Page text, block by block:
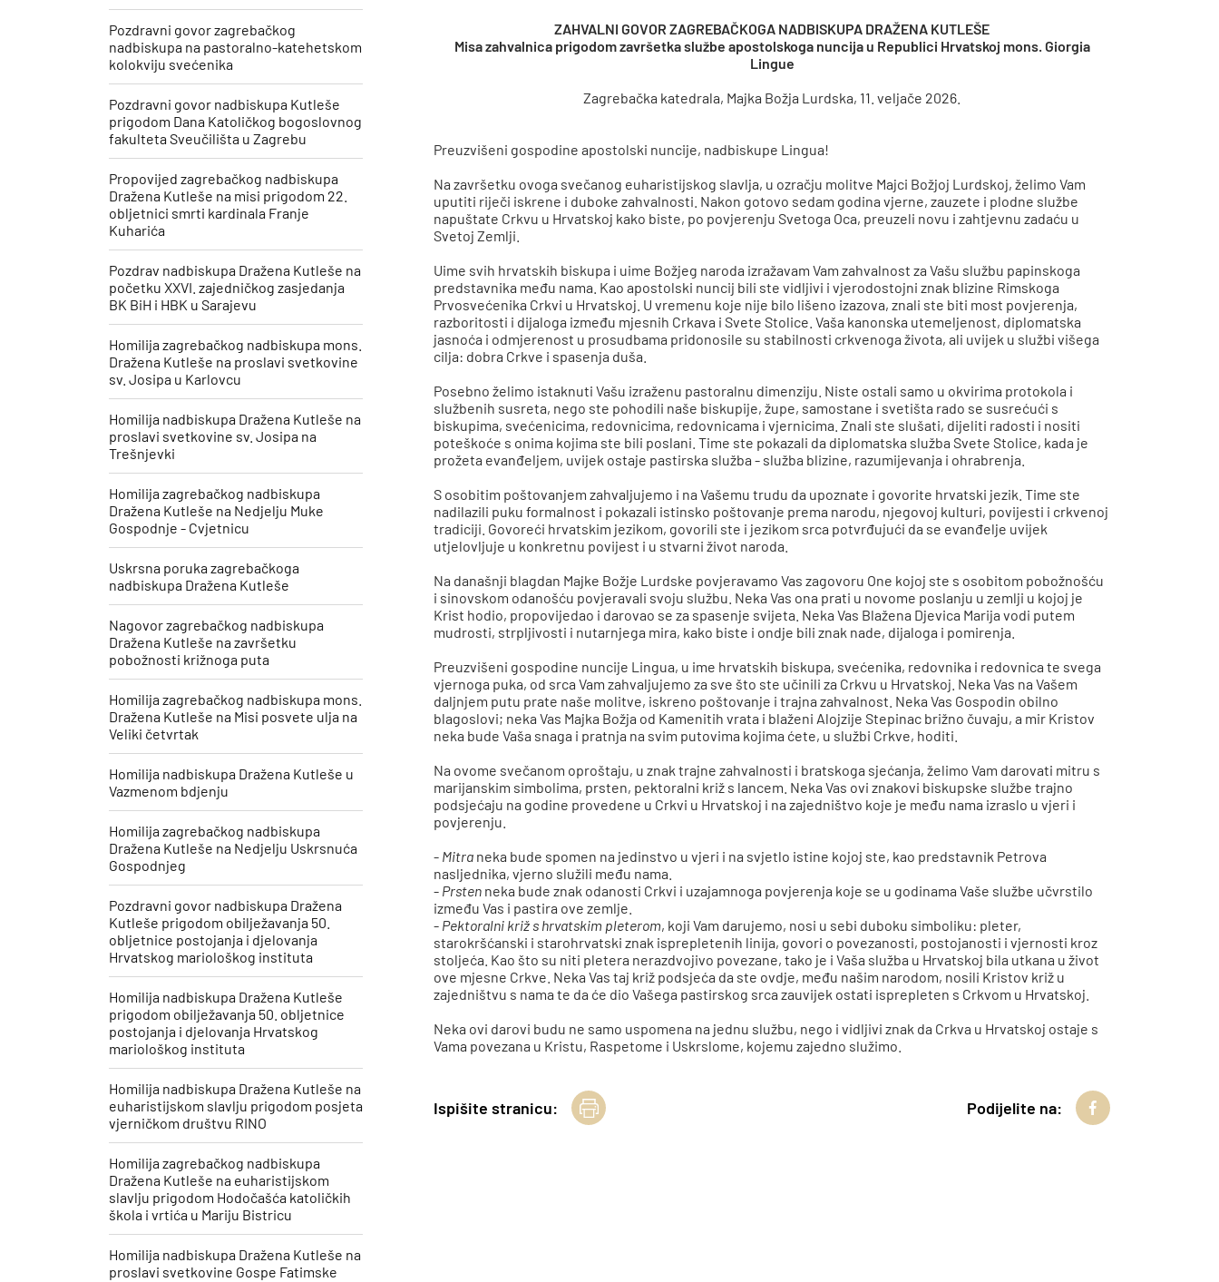
Pozdravni govor zagrebačkog
nadbiskupa na pastoralno-katehetskom
kolokviju svećenika
Pozdravni govor nadbiskupa Kutleše
prigodom Dana Katoličkog bogoslovnog
fakulteta Sveučilišta u Zagrebu
Propovijed zagrebačkog nadbiskupa
Dražena Kutleše na misi prigodom 22.
obljetnici smrti kardinala Franje
Kuharića
​Pozdrav nadbiskupa Dražena Kutleše na
početku XXVI. zajedničkog zasjedanja
BK BiH i HBK u Sarajevu
Homilija zagrebačkog nadbiskupa mons.
Dražena Kutleše na proslavi svetkovine
sv. Josipa u Karlovcu
Homilija nadbiskupa Dražena Kutleše na
proslavi svetkovine sv. Josipa ​na
Trešnjevki
Homilija zagrebačkog nadbiskupa
Dražena Kutleše na Nedjelju Muke
Gospodnje - Cvjetnicu
Uskrsna poruka zagrebačkoga
nadbiskupa Dražena Kutleše
​Nagovor zagrebačkog nadbiskupa
Dražena Kutleše na završetku
pobožnosti križnoga puta
Homilija zagrebačkog nadbiskupa mons.
Dražena Kutleše na Misi posvete ulja na
Veliki četvrtak
Homilija nadbiskupa Dražena Kutleše u
Vazmenom bdjenju
Homilija zagrebačkog nadbiskupa
Dražena Kutleše na Nedjelju Uskrsnuća
Gospodnjeg
Pozdravni govor nadbiskupa Dražena
Kutleše prigodom obilježavanja 50.
obljetnice postojanja i djelovanja
Hrvatskog mariološkog instituta
Homilija nadbiskupa Dražena Kutleše
prigodom obilježavanja 50. obljetnice
postojanja i djelovanja Hrvatskog
mariološkog instituta
Homilija nadbiskupa Dražena Kutleše na
euharistijskom slavlju prigodom posjeta
vjerničkom društvu RINO
Homilija zagrebačkog nadbiskupa
Dražena Kutleše na euharistijskom
slavlju prigodom Hodočašća katoličkih
škola i vrtića u Mariju Bistricu
Homilija nadbiskupa Dražena Kutleše na
proslavi svetkovine Gospe Fatimske
ZAHVALNI GOVOR ZAGREBAČKOGA NADBISKUPA DRAŽENA KUTLEŠE
Misa zahvalnica prigodom završetka službe apostolskoga nuncija u Republici Hrvatskoj mons. Giorgia
Lingue
Zagrebačka katedrala, Majka Božja Lurdska, 11. veljače 2026.
Preuzvišeni gospodine apostolski nuncije, nadbiskupe Lingua!
Na završetku ovoga svečanog euharistijskog slavlja, u ozračju molitve Majci Božjoj Lurdskoj, želimo Vam
uputiti riječi iskrene i duboke zahvalnosti. Nakon gotovo sedam godina vjerne, zauzete i plodne službe
napuštate Crkvu u Hrvatskoj kako biste, po povjerenju Svetoga Oca, preuzeli novu i zahtjevnu zadaću u
Svetoj Zemlji.
Uime svih hrvatskih biskupa i uime Božjeg naroda izražavam Vam zahvalnost za Vašu službu papinskoga
predstavnika među nama. Kao apostolski nuncij bili ste vidljivi i vjerodostojni znak blizine Rimskoga
Prvosvećenika Crkvi u Hrvatskoj. U vremenu koje nije bilo lišeno izazova, znali ste biti most povjerenja,
razboritosti i dijaloga između mjesnih Crkava i Svete Stolice. Vaša kanonska utemeljenost, diplomatska
jasnoća i odmjerenost u prosudbama pridonosile su stabilnosti crkvenoga života, ali uvijek u službi višega
cilja: dobra Crkve i spasenja duša.
Posebno želimo istaknuti Vašu izraženu pastoralnu dimenziju. Niste ostali samo u okvirima protokola i
službenih susreta, nego ste pohodili naše biskupije, župe, samostane i svetišta rado se susrećući s
biskupima, svećenicima, redovnicima, redovnicama i vjernicima. Znali ste slušati, dijeliti radosti i nositi
poteškoće s onima kojima ste bili poslani. Time ste pokazali da diplomatska služba Svete Stolice, kada je
prožeta evanđeljem, uvijek ostaje pastirska služba - služba blizine, razumijevanja i ohrabrenja.
S osobitim poštovanjem zahvaljujemo i na Vašemu trudu da upoznate i govorite hrvatski jezik. Time ste
nadilazili puku formalnost i pokazali istinsko poštovanje prema narodu, njegovoj kulturi, povijesti i crkvenoj
tradiciji. Govoreći hrvatskim jezikom, govorili ste i jezikom srca potvrđujući da se evanđelje uvijek
utjelovljuje u konkretnu povijest i u stvarni život naroda.
Na današnji blagdan Majke Božje Lurdske povjeravamo Vas zagovoru One kojoj ste s osobitom pobožnošću
i sinovskom odanošću povjeravali svoju službu. Neka Vas ona prati u novome poslanju u zemlji u kojoj je
Krist hodio, propovijedao i darovao se za spasenje svijeta. Neka Vas Blažena Djevica Marija vodi putem
mudrosti, strpljivosti i nutarnjega mira, kako biste i ondje bili znak nade, dijaloga i pomirenja.
Preuzvišeni gospodine nuncije Lingua, u ime hrvatskih biskupa, svećenika, redovnika i redovnica te svega
vjernoga puka, od srca Vam zahvaljujemo za sve što ste učinili za Crkvu u Hrvatskoj. Neka Vas na Vašem
daljnjem putu prate naše molitve, iskreno poštovanje i trajna zahvalnost. Neka Vas Gospodin obilno
blagoslovi; neka Vas Majka Božja od Kamenitih vrata i blaženi Alojzije Stepinac brižno čuvaju, a mir Kristov
neka bude Vaša snaga i pratnja na svim putovima kojima ćete, u službi Crkve, hoditi.
Na ovome svečanom oproštaju, u znak trajne zahvalnosti i bratskoga sjećanja, želimo Vam darovati mitru s
marijanskim simbolima, prsten, pektoralni križ s lancem. Neka Vas ovi znakovi biskupske službe trajno
podsjećaju na godine provedene u Crkvi u Hrvatskoj i na zajedništvo koje je među nama izraslo u vjeri i
povjerenju.
- Mitra neka bude spomen na jedinstvo u vjeri i na svjetlo istine kojoj ste, kao predstavnik Petrova
nasljednika, vjerno služili među nama.
- Prsten neka bude znak odanosti Crkvi i uzajamnoga povjerenja koje se u godinama Vaše službe učvrstilo
između Vas i pastira ove zemlje.
- Pektoralni križ s hrvatskim pleterom, koji Vam darujemo, nosi u sebi duboku simboliku: pleter,
starokršćanski i starohrvatski znak isprepletenih linija, govori o povezanosti, postojanosti i vjernosti kroz
stoljeća. Kao što su niti pletera nerazdvojivo povezane, tako je i Vaša služba u Hrvatskoj bila utkana u život
ove mjesne Crkve. Neka Vas taj križ podsjeća da ste ovdje, među našim narodom, nosili Kristov križ u
zajedništvu s nama te da će dio Vašega pastirskog srca zauvijek ostati isprepleten s Crkvom u Hrvatskoj.
Neka ovi darovi budu ne samo uspomena na jednu službu, nego i vidljivi znak da Crkva u Hrvatskoj ostaje s
Vama povezana u Kristu, Raspetome i Uskrslome, kojemu zajedno služimo.
Ispišite stranicu: Podijelite na: